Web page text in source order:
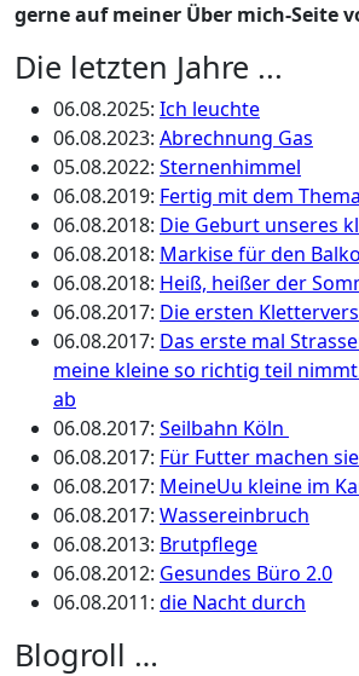
gerne auf meiner Über mich-Seite
Die letzten Jahre ...
06.08.2025: Ich leuchte
06.08.2023: Abrechnung Gas
05.08.2022: Sternenhimmel
06.08.2019: Fertig mit dem Thema
06.08.2018: Die Geburt unseres
06.08.2018: Markise für den
06.08.2018: Heiß, heißer der
06.08.2017: Die ersten
06.08.2017: Das erste mal
meine kleine so richtig teil
ab
06.08.2017: Seilbahn Köln
06.08.2017: Für Futter machen
06.08.2017: MeineUu kleine im
06.08.2017: Wassereinbruch
06.08.2013: Brutpflege
06.08.2012: Gesundes Büro 2.0
06.08.2011: die Nacht durch
Blogroll …